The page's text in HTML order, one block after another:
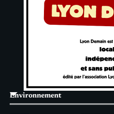
Environnement